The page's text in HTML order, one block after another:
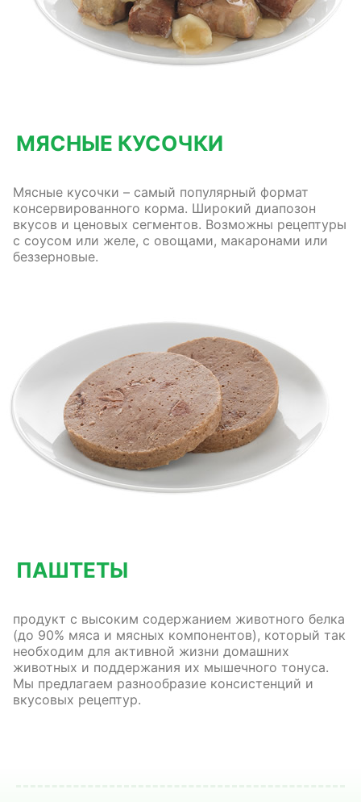
МЯСНЫЕ КУСОЧКИ
Мясные кусочки – самый популярный формат
консервированного корма. Широкий диапозон
вкусов и ценовых сегментов. Возможны рецептуры
с соусом или желе, с овощами, макаронами или
беззерновые.
ПАШТЕТЫ
продукт с высоким содержанием животного белка
(до 90% мяса и мясных компонентов), который так
необходим для активной жизни домашних
животных и поддержания их мышечного тонуса.
Мы предлагаем разнообразие консистенций и
вкусовых рецептур.